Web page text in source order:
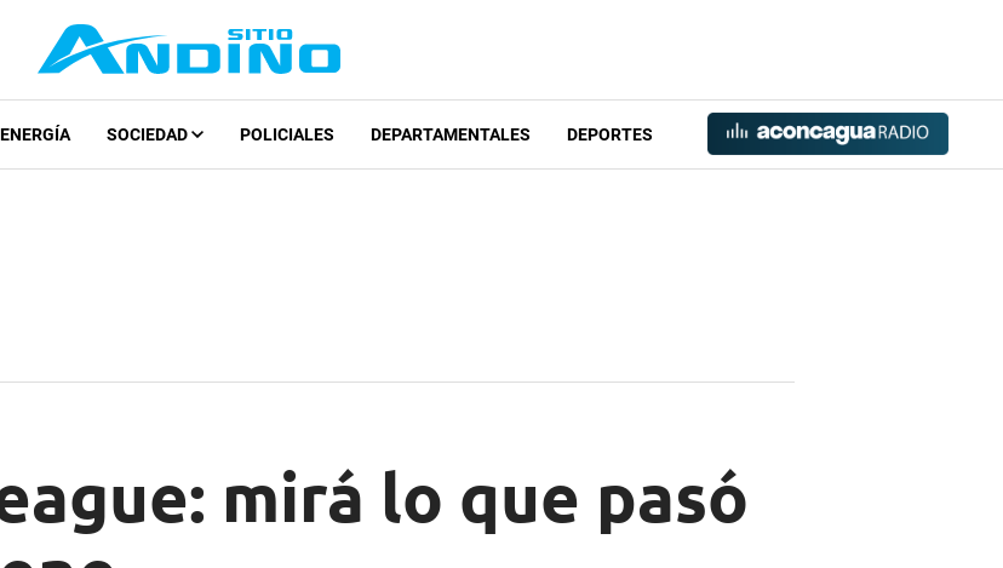
ENERGÍA SOCIEDAD POLICIALES DEPARTAMENTALES DEPORTES
mirá lo que pasó